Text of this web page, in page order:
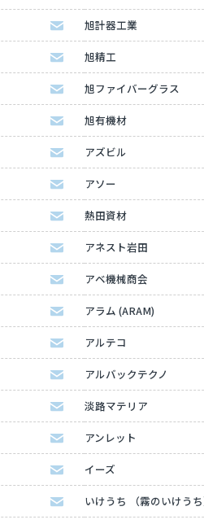
旭計器工業
旭精工
旭ファイバーグラス
旭有機材
アズビル
アソー
熱田資材
アネスト岩田
アベ機械商会
アラム (ARAM)
アルテコ
アルバックテクノ
淡路マテリア
アンレット
イーズ
いけうち （霧のいけうち